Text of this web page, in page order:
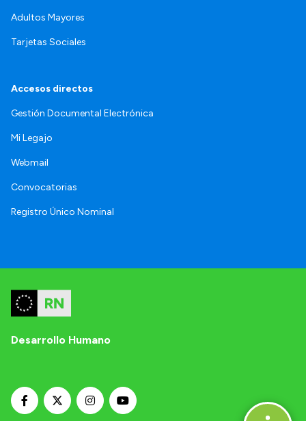
Adultos Mayores
Tarjetas Sociales
Accesos directos
Gestión Documental Electrónica
Mi Legajo
Webmail
Convocatorias
Registro Único Nominal
Desarrollo Humano